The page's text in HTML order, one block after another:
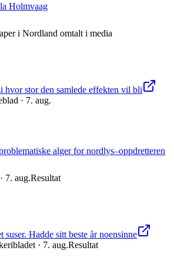
Holmvaag
i Nordland omtalt i media
hvor stor den samlede effekten vil bli
· 7. aug.
alger for nordlys–oppdretteren
· 7. aug.Resultat
suser. Hadde sitt beste år noensinne
· 7. aug.Resultat